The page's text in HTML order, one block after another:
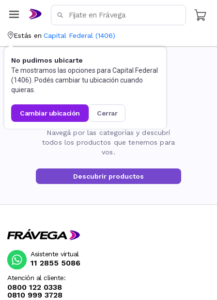
Estás en Capital Federal (1406)
No pudimos ubicarte
Te mostramos las opciones para Capital Federal
(1406). Podés cambiar tu ubicación cuando
quieras.
cambiar ubicación cerrar
La página no existe
Navegá por las categorías y descubrí
todos los productos que tenemos para
vos.
Descubrir productos
Atención al cliente:
0800 122 0338
0810 999 3728
Asistente virtual
11 2855 5086